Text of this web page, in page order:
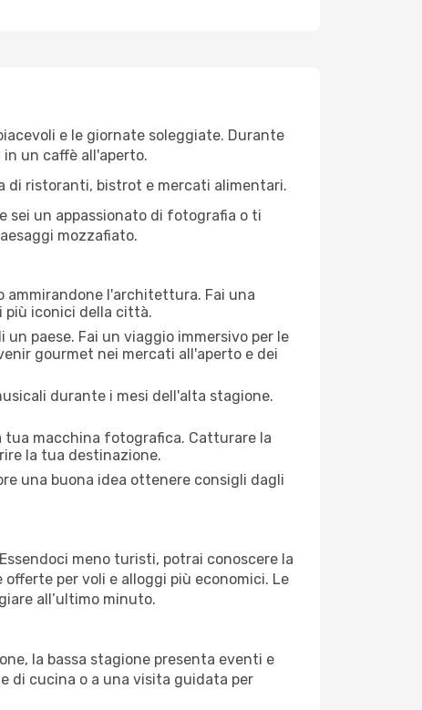
e le giornate soleggiate. Durante
un caffè all'aperto.
di ristoranti, bistrot e mercati alimentari.
sei un appassionato di fotografia o ti
mozzafiato.
l'architettura. Fai una
più iconici della città.
paese. Fai un viaggio immersivo per le
gourmet nei mercati all'aperto e dei
durante i mesi dell'alta stagione.
tua macchina fotografica. Catturare la
la tua destinazione.
una buona idea ottenere consigli dagli
meno turisti, potrai conoscere la
per voli e alloggi più economici. Le
all’ultimo minuto.
la bassa stagione presenta eventi e
di cucina o a una visita guidata per